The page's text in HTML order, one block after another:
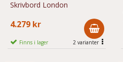
Skrivbord London
4.279 kr
Finns i lager 2 varianter